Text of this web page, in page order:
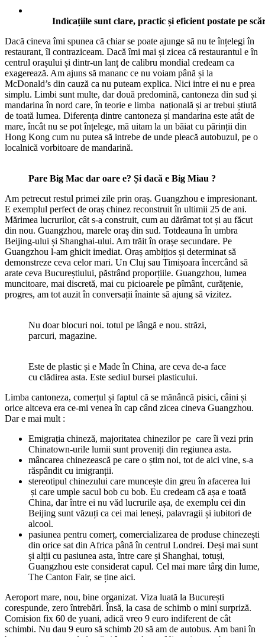
Indicațiile sunt clare, practic și eficient postate pe
Dacă cineva îmi spunea că chiar se poate ajunge să nu te înțelegi în
restaurant, îl contraziceam. Dacă îmi mai și zicea că restaurantul e în
centrul orașului și dintr-un lanț de calibru mondial credeam ca
exagerează. Am ajuns să mananc ce nu voiam până și la
McDonald’s din cauză ca nu puteam explica. Nici intre ei nu e prea
simplu. Limbi sunt multe, dar două predomină, cantoneza din sud și
mandarina în nord care, în teorie e limba națională și ar trebui știută
de toată lumea. Diferența dintre cantoneza și mandarina este atât de
mare, încât nu se pot înțelege, mă uitam la un băiat cu părinții din
Hong Kong cum nu putea să intrebe de unde pleacă autobuzul, pe o
localnică vorbitoare de mandarină.
Pare Big Mac dar oare e? Și dacă e Big Miau ?
Am petrecut restul primei zile prin oraș. Guangzhou e impresionant.
E exemplul perfect de oraș chinez reconstruit în ultimii 25 de ani.
Mărimea lucrurilor, cât s-a construit, cum au dărâmat tot și au făcut
din nou. Guangzhou, marele oraș din sud. Totdeauna în umbra
Beijing-ului și Shanghai-ului. Am trăit în orașe secundare. Pe
Guangzhou l-am ghicit imediat. Oraș ambițios și determinat să
demonstreze ceva celor mari. Un Cluj sau Timișoara încercând să
arate ceva Bucureștiului, păstrând proporțiile. Guangzhou, lumea
muncitoare, mai discretă, mai cu picioarele pe pîmânt, curățenie,
progres, am tot auzit în conversații înainte să ajung să vizitez.
Nu doar blocuri noi. totul pe lângă e nou. străzi,
parcuri, magazine.
Este de plastic și e Made în China, are ceva de-a face
cu clădirea asta. Este sediul bursei plasticului.
Limba cantoneza, comerțul și faptul că se mănâncă pisici, câini și
orice altceva era ce-mi venea în cap când zicea cineva Guangzhou.
Dar e mai mult :
Emigrația chineză, majoritatea chinezilor pe care îi vezi prin
Chinatown-urile lumii sunt proveniți din regiunea asta.
mâncarea chinezească pe care o știm noi, tot de aici vine, s-a
răspândit cu imigranții.
stereotipul chinezului care muncește din greu în afacerea lui
și care umple sacul bob cu bob. Eu credeam că așa e toată
China, dar între ei nu văd lucrurile așa, de exemplu cei din
Beijing sunt văzuți ca cei mai leneși, palavragii și iubitori de
alcool.
pasiunea pentru comerț, comercializarea de produse chinezești
din orice sat din Africa până în centrul Londrei. Deși mai sunt
și alții cu pasiunea asta, între care și Shanghai, totuși,
Guangzhou este considerat capul. Cel mai mare târg din lume,
The Canton Fair, se ține aici.
Aeroport mare, nou, bine organizat. Viza luată la București
corespunde, zero întrebări. Însă, la casa de schimb o mini surpriză.
Comision fix 60 de yuani, adică vreo 9 euro indiferent de cât
schimbi. Nu dau 9 euro să schimb 20 să am de autobus. Am bani în